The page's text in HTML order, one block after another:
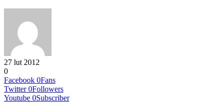
27 lut 2012
0
Facebook 0Fans
Twitter 0Followers
Youtube 0Subscriber